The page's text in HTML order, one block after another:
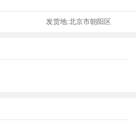
发货地:北京市朝阳区